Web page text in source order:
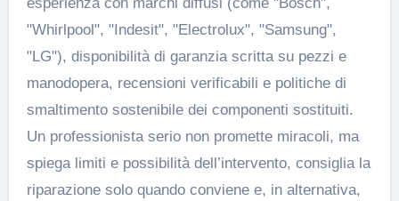
"Whirlpool", "Indesit", "Electrolux", "Samsung",
"LG"), disponibilità di garanzia scritta su pezzi e
manodopera, recensioni verificabili e politiche di
smaltimento sostenibile dei componenti sostituiti.
Un professionista serio non promette miracoli, ma
spiega limiti e possibilità dell’intervento, consiglia la
riparazione solo quando conviene e, in alternativa,